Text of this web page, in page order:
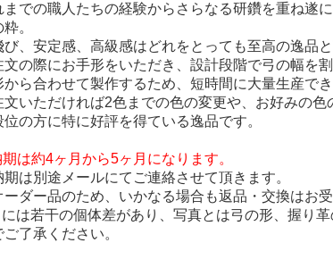
までの職人たちの経験からさらなる研鑽を重ね遂
。
び、安定感、高級感はどれをとっても至高の逸品と
文の際にお手形をいただき、設計段階で弓の幅を割
から合わせて製作するため、短時間に大量生産で
文いただければ2色までの色の変更や、お好みの色
位の方に特に好評を得ている逸品です。
は約4ヶ月から5ヶ月になります。
期は別途メールにてご連絡させて頂きます。
ダー品のため、いかなる場合も返品・交換はお受
は若干の個体差があり、写真とは弓の形、握り
了承ください。